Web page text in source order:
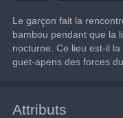
Le garçon fait la
bambou pendant que la
nocturne. Ce lieu est-il
guet-apens des forces
Attributs